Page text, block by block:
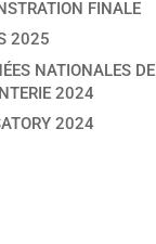
FINALE
2025
NATIONALES DE
2024
2024